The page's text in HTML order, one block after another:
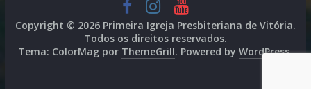
Copyright © 2026 Primeira Igreja Presbiteriana de Vitória.
Todos os direitos reservados.
Tema: ColorMag por ThemeGrill. Powered byWordPress.